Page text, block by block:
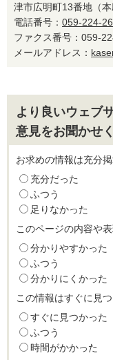
津市広明町13番地（本
電話番号： 059-224-
ファクス番号：059-
メールアドレス：
より良いウェブ
意見をお聞かせ
お求めの情報は充分
充分だった
ふつう
足りなかった
このページの内容や
分かりやすかった
ふつう
分かりにくかった
この情報はすぐに見
すぐに見つかった
ふつう
時間がかかった